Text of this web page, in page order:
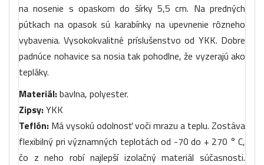
na nosenie s opaskom do šírky 5,5 cm. Na predných
pútkach na opasok sú karabínky na upevnenie rôzneho
vybavenia. Vysokokvalitné príslušenstvo od YKK. Dobre
padnúce nohavice sa nosia tak pohodlne, že vyzerajú ako
tepláky.
Materiál:bavlna, polyester.
Zipsy:YKK
Teflón: Má vysokú odolnosť voči mrazu a teplu. Zostáva
flexibilný pri významných teplotách od -70 do + 270 ° C,
čo z neho robí najlepší izolačný materiál súčasnosti.